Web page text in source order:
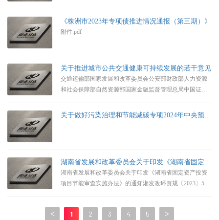
《株洲市2023年专项债推进情况通报（第三期）》
附件.pdf
关于推进城市公共交通健康可持续发展的若干意见
交通运输部国家发展和改革委员会公安部财政部人力资源
和社会保障部自然资源部国家金融监督管理总局中国证券
康可持续发展的若干意见为全面贯彻落实党的二十大精
等因素，
关于做好污染治理和节能减碳专项2024年中央预算内投资项目储备工作的通知
湖南省发展和改革委员会关于印发《湖南省固定资产投资
项目节能审查实施办法》的通知湘发改环资规〔2023〕525
们,请认真组织实施。湖南省发展和改革委员会2023年8月15
< 1 2 3 4 5 >